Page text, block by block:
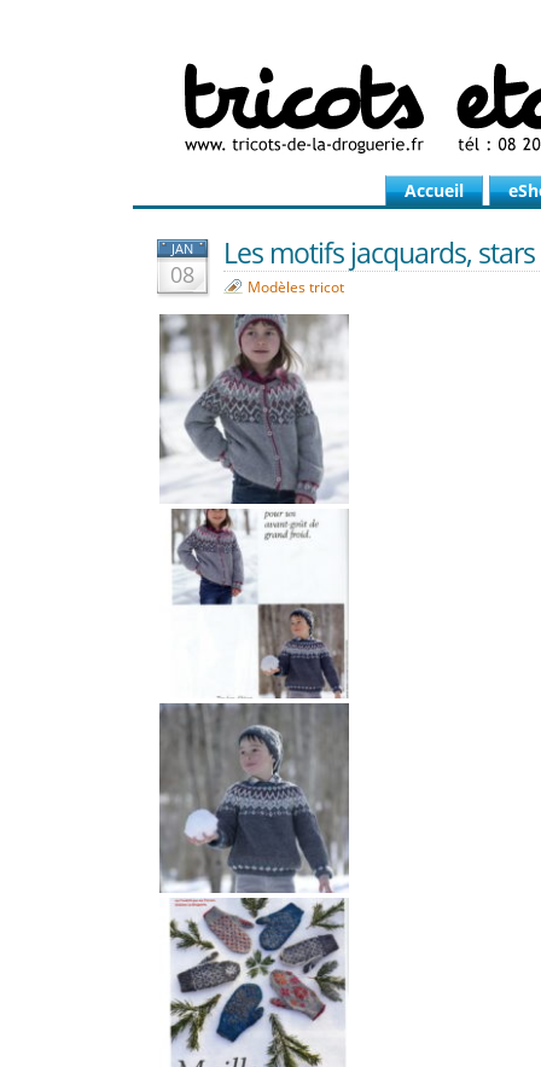
Accueil
JAN
08
Les motifs jacquards, stars
Modèles tricot